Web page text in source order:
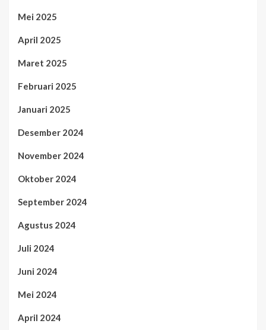
Mei 2025
April 2025
Maret 2025
Februari 2025
Januari 2025
Desember 2024
November 2024
Oktober 2024
September 2024
Agustus 2024
Juli 2024
Juni 2024
Mei 2024
April 2024